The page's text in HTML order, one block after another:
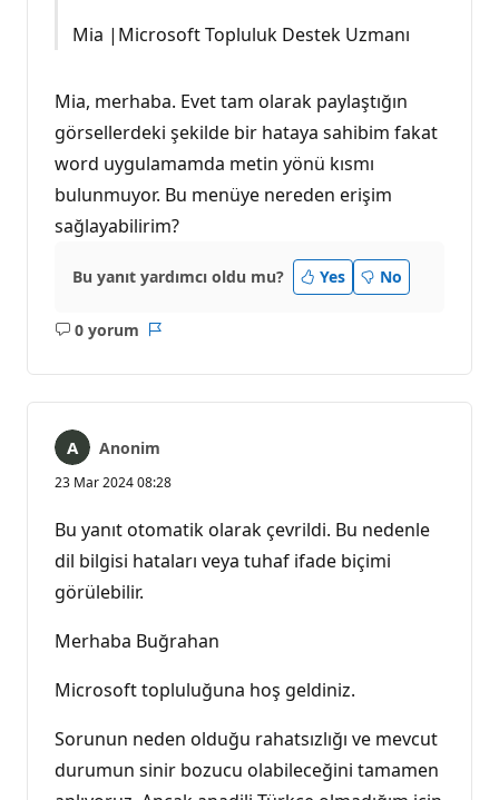
Mia |Microsoft Topluluk Destek Uzmanı
Mia, merhaba. Evet tam olarak paylaştığın
görsellerdeki şekilde bir hataya sahibim fakat
word uygulamamda metin yönü kısmı
bulunmuyor. Bu menüye nereden erişim
sağlayabilirim?
Bu yanıt yardımcı oldu mu? Yes No
0 yorum
Açıklama
Anonim
23 Mar 2024 08:28
Bu yanıt otomatik olarak çevrildi. Bu nedenle
dil bilgisi hataları veya tuhaf ifade biçimi
görülebilir.
Merhaba Buğrahan
Microsoft topluluğuna hoş geldiniz.
Sorunun neden olduğu rahatsızlığı ve mevcut
durumun sinir bozucu olabileceğini tamamen